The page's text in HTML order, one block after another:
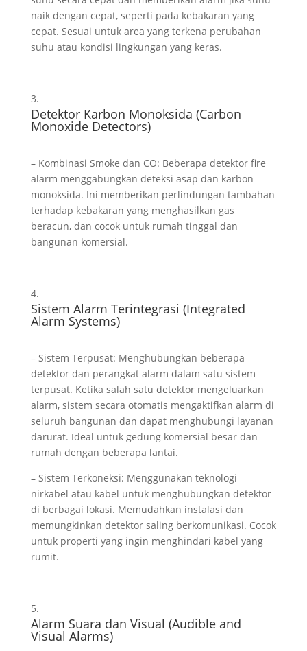
naik dengan cepat, seperti pada kebakaran yang
cepat. Sesuai untuk area yang terkena perubahan
suhu atau kondisi lingkungan yang keras.
Detektor Karbon Monoksida (Carbon
Monoxide Detectors)
– Kombinasi Smoke dan CO: Beberapa detektor fire
alarm menggabungkan deteksi asap dan karbon
monoksida. Ini memberikan perlindungan tambahan
terhadap kebakaran yang menghasilkan gas
beracun, dan cocok untuk rumah tinggal dan
bangunan komersial.
Sistem Alarm Terintegrasi (Integrated
Alarm Systems)
– Sistem Terpusat: Menghubungkan beberapa
detektor dan perangkat alarm dalam satu sistem
terpusat. Ketika salah satu detektor mengeluarkan
alarm, sistem secara otomatis mengaktifkan alarm di
seluruh bangunan dan dapat menghubungi layanan
darurat. Ideal untuk gedung komersial besar dan
rumah dengan beberapa lantai.
– Sistem Terkoneksi: Menggunakan teknologi
nirkabel atau kabel untuk menghubungkan detektor
di berbagai lokasi. Memudahkan instalasi dan
memungkinkan detektor saling berkomunikasi. Cocok
untuk properti yang ingin menghindari kabel yang
rumit.
Alarm Suara dan Visual (Audible and
Visual Alarms)